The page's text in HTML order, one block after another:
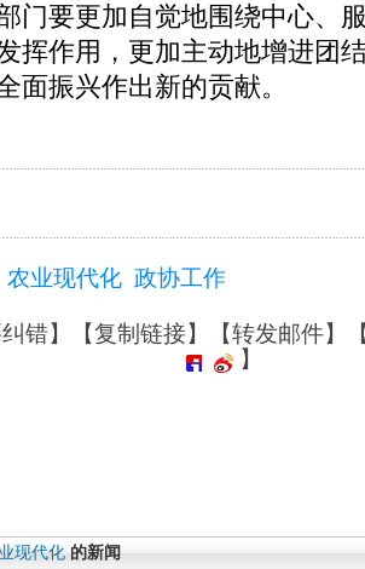
门要更加自觉地围绕中心、
挥作用，更加主动地增进团
面振兴作出新的贡献。
农业现代化 政协工作
错】【复制链接】【转发邮件】
】
现代化 的新闻